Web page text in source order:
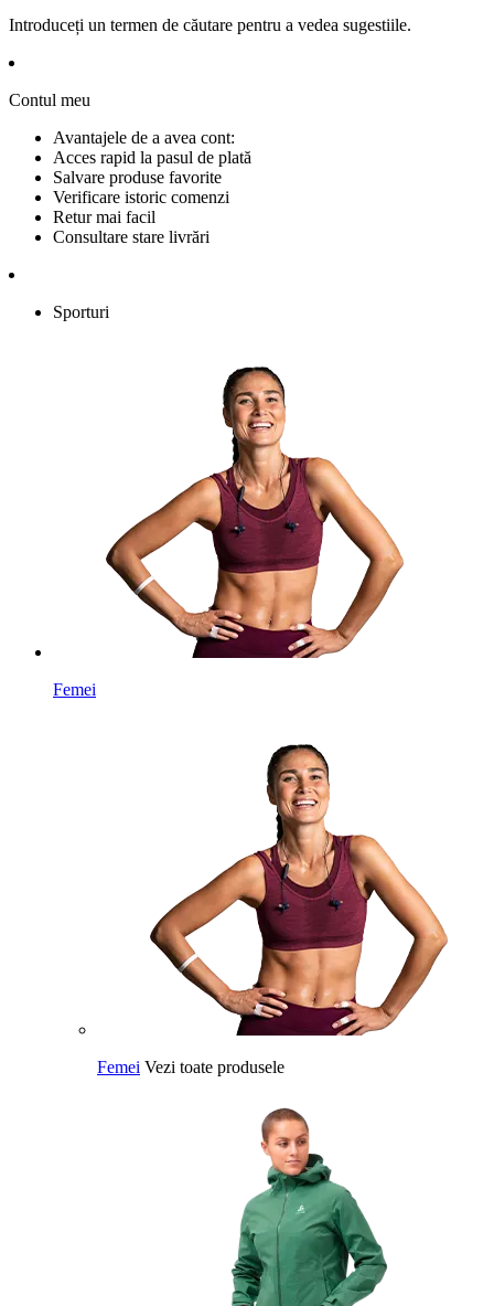
Introduceți un termen de căutare pentru a vedea sugestiile.
Contul meu
Avantajele de a avea cont:
Acces rapid la pasul de plată
Salvare produse favorite
Verificare istoric comenzi
Retur mai facil
Consultare stare livrări
Sporturi
Femei
Femei Vezi toate produsele